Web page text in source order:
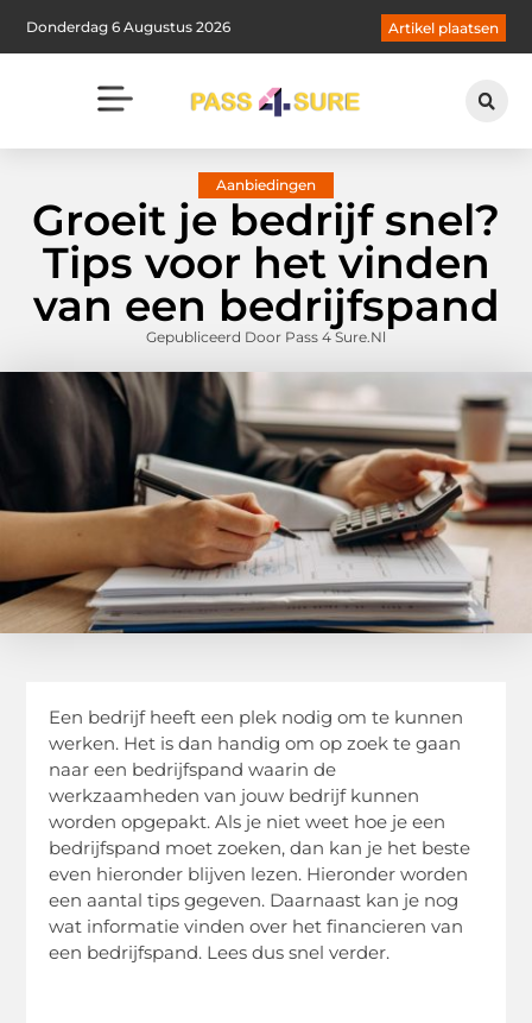
Donderdag 6 Augustus 2026 Artikel plaatsen
Aanbiedingen
Groeit je bedrijf snel?
Tips voor het vinden
van een bedrijfspand
Gepubliceerd Door Pass 4 Sure.nl
Een bedrijf heeft een plek nodig om te kunnen
werken. Het is dan handig om op zoek te gaan
naar een bedrijfspand waarin de
werkzaamheden van jouw bedrijf kunnen
worden opgepakt. Als je niet weet hoe je een
bedrijfspand moet zoeken, dan kan je het beste
even hieronder blijven lezen. Hieronder worden
een aantal tips gegeven. Daarnaast kan je nog
wat informatie vinden over het financieren van
een bedrijfspand. Lees dus snel verder.